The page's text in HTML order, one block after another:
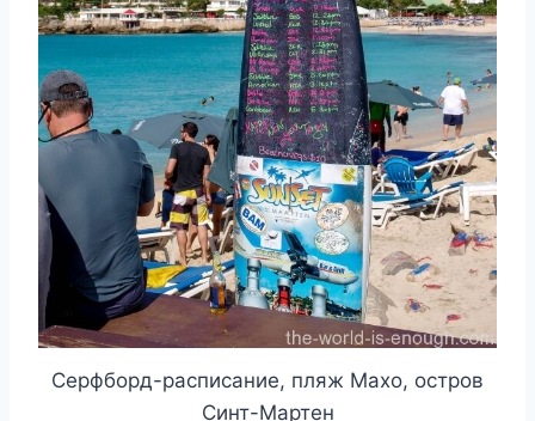
Серфборд-расписание, пляж Махо, остров
Синт-Мартен